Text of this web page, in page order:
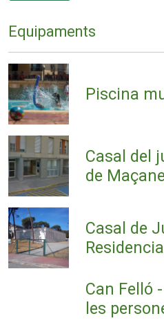
Equipaments
Piscina
Casal del
de
Casal de
Can Felló
les